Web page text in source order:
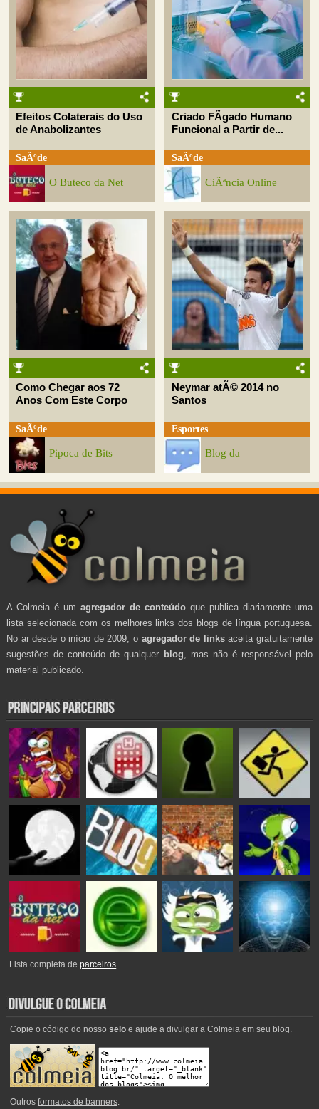
Efeitos Colaterais do Uso
de Anabolizantes
SaÃºde
O Buteco da Net
Criado FÃ­gado Humano
Funcional a Partir de...
SaÃºde
CiÃªncia Online
Como Chegar aos 72
Anos Com Este Corpo
SaÃºde
Pipoca de Bits
Neymar atÃ© 2014 no
Santos
Esportes
Blog da
A Colmeia é um agregador de conteúdo que publica diariamente uma
lista selecionada com os melhores links dos blogs de língua portuguesa.
No ar desde o início de 2009, o agregador de linksaceita gratuitamente
sugestões de conteúdo de qualquer blog , mas não é responsável pelo
material publicado.
Lista completa deparceiros.
Copie o código do nosso seloe ajude a divulgar a Colmeia em seu blog.
Outros formatos de banners.